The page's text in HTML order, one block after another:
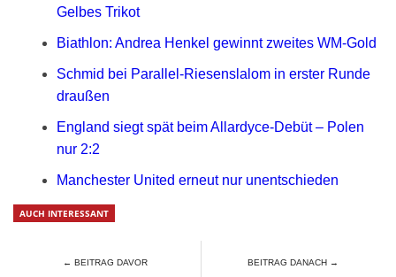
Gelbes Trikot
Biathlon: Andrea Henkel gewinnt zweites WM-Gold
Schmid bei Parallel-Riesenslalom in erster Runde
draußen
England siegt spät beim Allardyce-Debüt – Polen
nur 2:2
Manchester United erneut nur unentschieden
AUCH INTERESSANT
← BEITRAG DAVOR BEITRAG DANACH →